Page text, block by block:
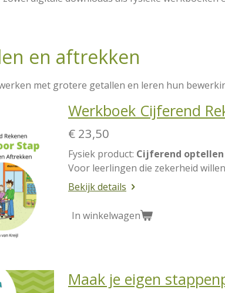
en aftrekken
met grotere getallen en leren hun
Werkboek Cijferend
€ 23,50
Fysiek product: Cijferend
Voor leerlingen die zekerheid
Bekijk details
In winkelwagen
Maak je eigen